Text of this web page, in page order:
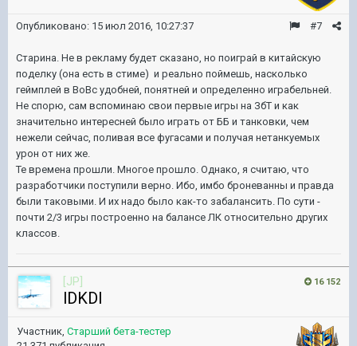
#7
Опубликовано: 15 июл 2016, 10:27:37
Старина. Не в рекламу будет сказано, но поиграй в китайскую
поделку (она есть в стиме) и реально поймешь, насколько
геймплей в ВоВс удобней, понятней и определенно играбельней.
Не спорю, сам вспоминаю свои первые игры на ЗбТ и как
значительно интересней было играть от ББ и танковки, чем
нежели сейчас, поливая все фугасами и получая нетанкуемых
урон от них же.
Те времена прошли. Многое прошло. Однако, я считаю, что
разработчики поступили верно. Ибо, имбо броневанны и правда
были таковыми. И их надо было как-то забалансить. По сути -
почти 2/3 игры построенно на балансе ЛК относительно других
классов.
16 152
[JP]
lDKDl
Участник, Старший бета-тестер